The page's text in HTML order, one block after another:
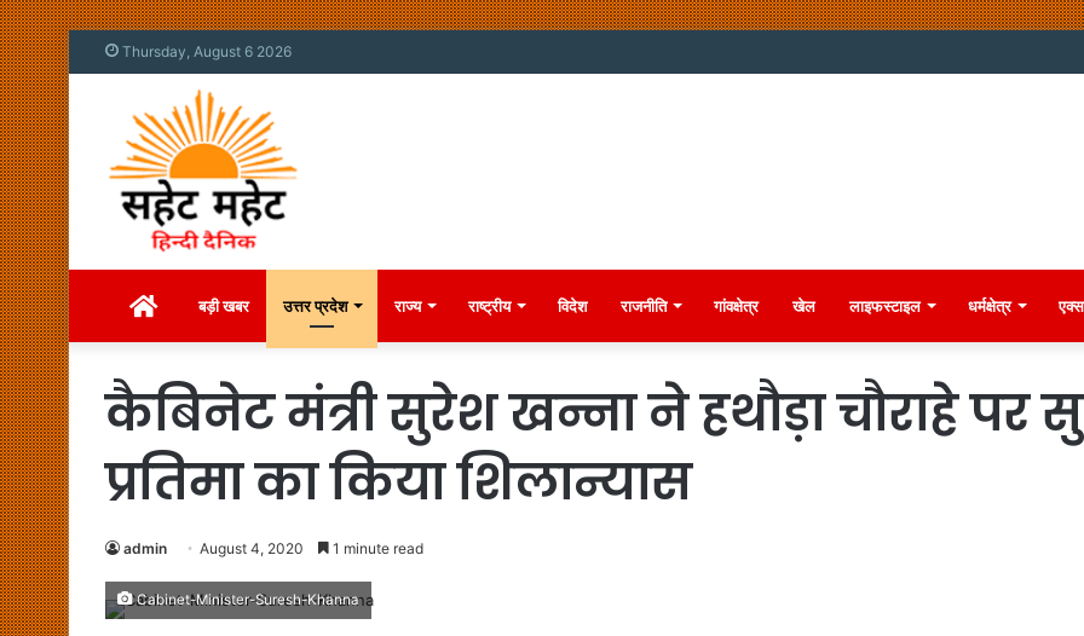
Thursday, August 6 2026
Homeबड़ी खबर उत्तर प्रदेश राज्य राष्ट्रीय विदेश राजनीति गांवक्षेत्र खेल लाइफस्टाइल धर्मक्षेत्र
कैबिनेट मंत्री सुरेश खन्ना ने हथौड़ा चौराहे पर
प्रतिमा का किया शिलान्यास
admin August 4, 2020 1 minute read
Cabinet-Minister-Suresh-Khanna